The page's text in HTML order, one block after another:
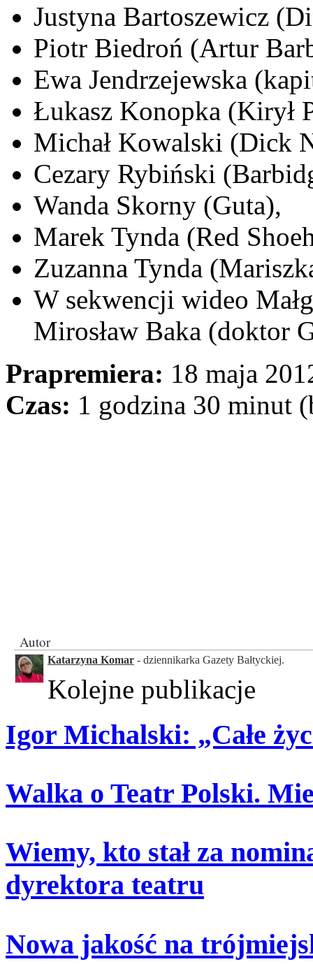
Justyna Bartoszewicz
Piotr Biedroń (Artur
Ewa Jendrzejewska
Łukasz Konopka (Kirył
Michał Kowalski (Dick
Cezary Rybiński
Wanda Skorny (Guta),
Marek Tynda (Red
Zuzanna Tynda
W sekwencji wideo
Mirosław Baka (doktor
Prapremiera: 18 maja
Czas: 1 godzina 30 minut
Autor
Katarzyna Komar - dziennikarka Gazety Bałtyckiej.
Kolejne publikacje
Igor Michalski: „Całe
Walka o Teatr Polski.
Wiemy, kto stał za
dyrektora teatru
Nowa jakość na